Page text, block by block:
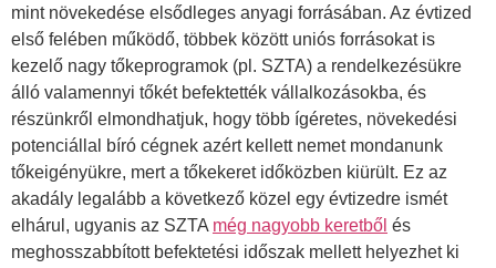
mint növekedése elsődleges anyagi forrásában. Az évtized
első felében működő, többek között uniós forrásokat is
kezelő nagy tőkeprogramok (pl. SZTA) a rendelkezésükre
álló valamennyi tőkét befektették vállalkozásokba, és
részünkről elmondhatjuk, hogy több ígéretes, növekedési
potenciállal bíró cégnek azért kellett nemet mondanunk
tőkeigényükre, mert a tőkekeret időközben kiürült. Ez az
akadály legalább a következő közel egy évtizedre ismét
elhárul, ugyanis az SZTA még nagyobb keretből és
meghosszabbított befektetési időszak mellett helyezhet ki